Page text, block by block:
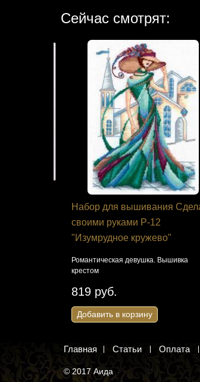
Сейчас смотрят:
Набор для вышивания Сделай
своими руками Р-12
"Изумрудное кружево"
Романтическая девушка. Вышивка
крестом
819 руб.
Добавить в корзину
Главная Статьи Оплата
© 2017 Аида